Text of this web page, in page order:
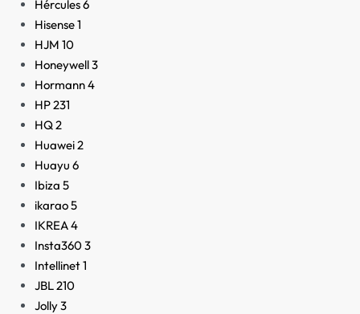
Hércules6
Hisense1
HJM 10
Honeywell3
Hormann4
HP231
HQ2
Huawei2
Huayu 6
Ibiza 5
ikarao5
IKREA4
Insta3603
Intellinet1
JBL210
Jolly3